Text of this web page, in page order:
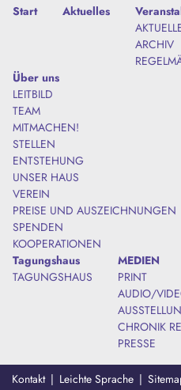
Start Aktuelles
ARCHIV
Über uns
LEITBILD
TEAM
MITMACHEN!
STELLEN
ENTSTEHUNG
UNSER HAUS
VEREIN
PREISE UND AUSZEICHNUNGEN
SPENDEN
KOOPERATIONEN
Tagungshaus
TAGUNGSHAUS
MEDIEN
PRINT
AUDIO/
CHRONIK
PRESSE
Kontakt Leichte Sprache